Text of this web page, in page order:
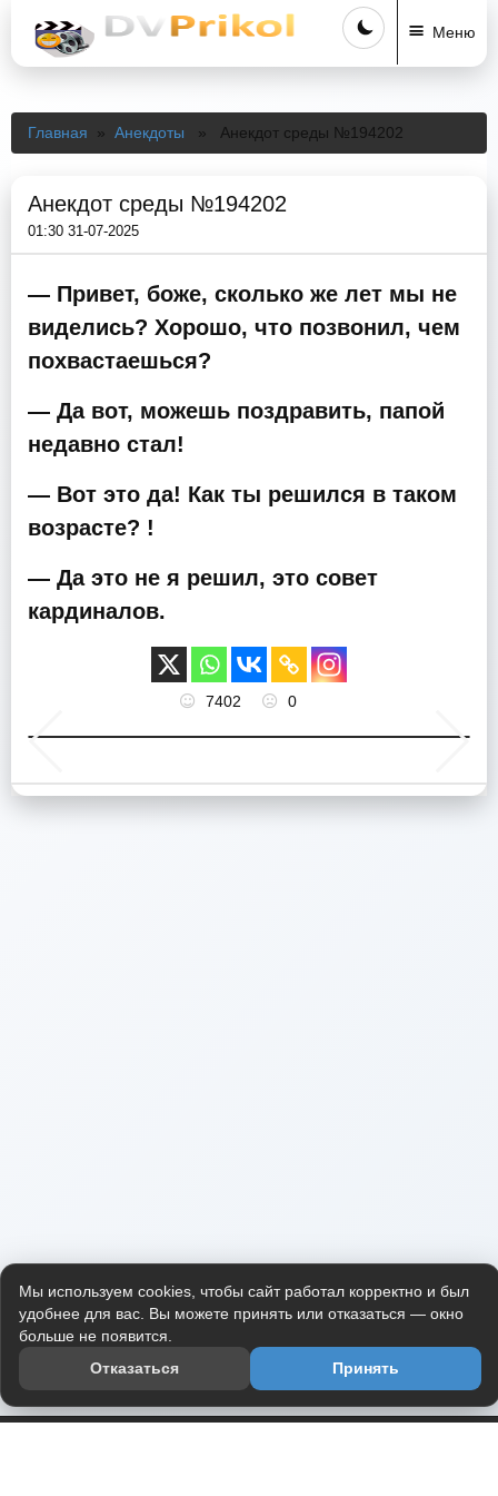
Меню
Главная » Анекдоты » Анекдот среды №194202
Анекдот среды №194202
01:30 31-07-2025
— Привет, боже, сколько же лет мы не
виделись? Хорошо, что позвонил, чем
похвастаешься?
— Да вот, можешь поздравить, папой
недавно стал!
— Вот это да! Как ты решился в таком
возрасте? !
— Да это не я решил, это совет
кардиналов.
7402 0
Мы используем cookies, чтобы сайт работал корректно и был
удобнее для вас. Вы можете принять или отказаться — окно
больше не появится.
Отказаться
Принять